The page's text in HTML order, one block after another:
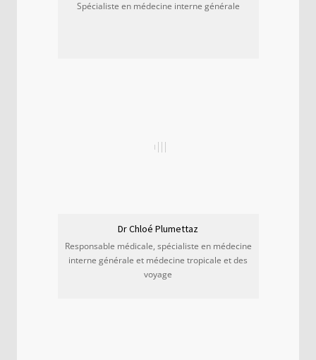
Spécialiste en médecine interne générale
Dr Chloé Plumettaz
Responsable médicale, spécialiste en médecine
interne générale et médecine tropicale et des
voyage